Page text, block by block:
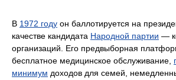
В 1972 году он баллотируется на
качестве кандидата Народной партии —
организаций. Его предвыборная
бесплатное медицинское обслуживание,
минимум доходов для семей,